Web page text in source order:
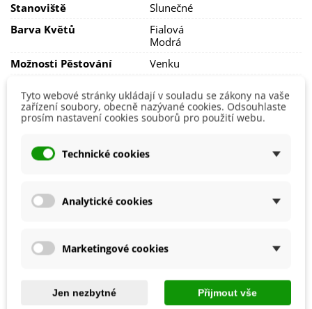
Stanoviště
Slunečné
Barva Květů
Fialová
Modrá
Možnosti Pěstování
Venku
Výrobce
SemenaOnline
Vegetační Doba
Letničky
Tyto webové stránky ukládají v souladu se zákony na vaše
zařízení soubory, obecně nazývané cookies. Odsouhlaste
prosím nastavení cookies souborů pro použití webu.
Technické cookies
Analytické cookies
Marketingové cookies
Jen nezbytné Přijmout vše